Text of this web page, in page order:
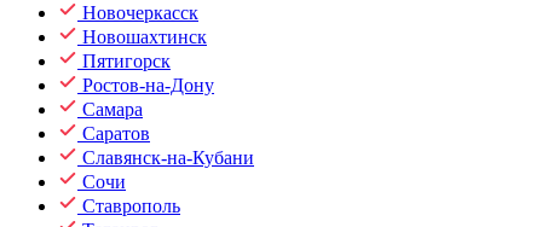
Новочеркасск
Новошахтинск
Пятигорск
Ростов-на-Дону
Самара
Саратов
Славянск-на-Кубани
Сочи
Ставрополь